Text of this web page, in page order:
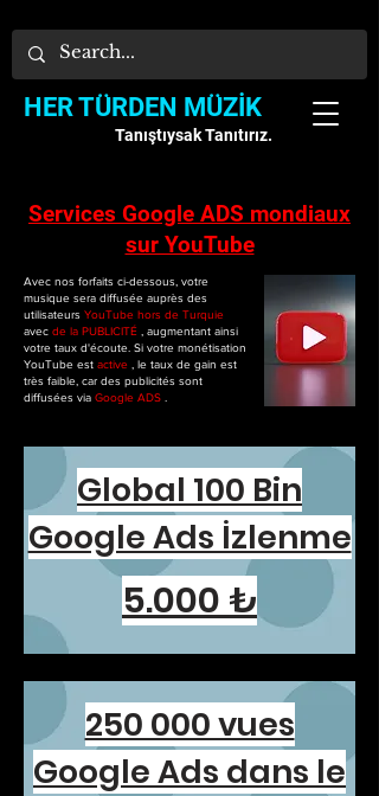
HER TÜRDEN MÜZİK
Tanıştıysak Tanıtırız.
Services Google ADS mondiaux
sur YouTube
Avec nos forfaits ci-dessous, votre
musique sera diffusée auprès des
utilisateurs YouTube hors de Turquie
avec de la PUBLICITÉ , augmentant ainsi
votre taux d'écoute. Si votre monétisation
YouTube est active , le taux de gain est
très faible, car des publicités sont
diffusées via Google ADS
Global 100 Bin
Google Ads İzlenme
5.000 ₺
250 000 vues
Google Ads dans le